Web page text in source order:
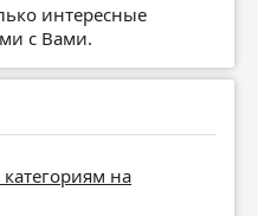
интересные
с Вами.
на